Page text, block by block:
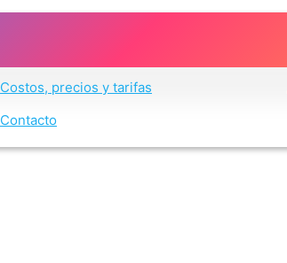
Costos, precios y tarifas
Contacto